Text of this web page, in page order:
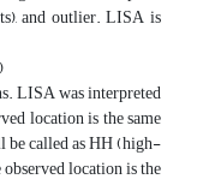
and outlier. LISA is
LISA was interpreted
location is the same
be called as HH (high-
location is the